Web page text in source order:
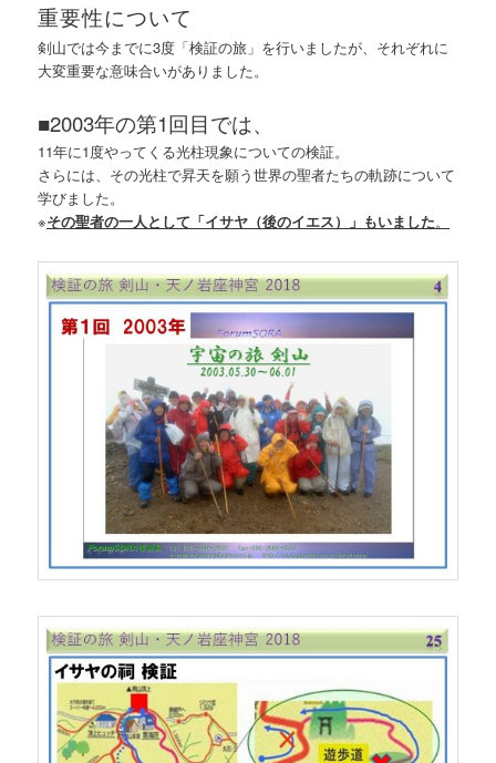
重要性について
剣山では今までに3度「検証の旅」を行いましたが、それぞれに
大変重要な意味合いがありました。
■2003年の第1回目では、
11年に1度やってくる光柱現象についての検証。
さらには、その光柱で昇天を願う世界の聖者たちの軌跡について
学びました。
※その聖者の一人として「イサヤ（後のイエス）」もいました。